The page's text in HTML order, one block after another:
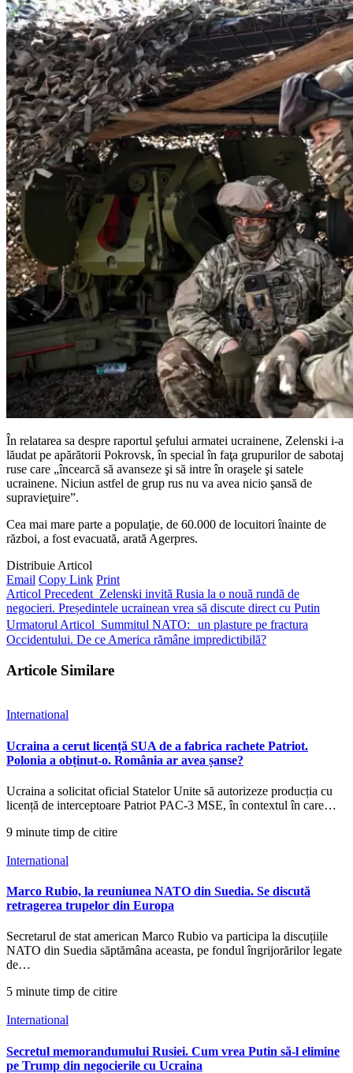
În relatarea sa despre raportul şefului armatei ucrainene, Zelenski i-a
lăudat pe apărătorii Pokrovsk, în special în faţa grupurilor de sabotaj
ruse care „încearcă să avanseze şi să intre în oraşele şi satele
ucrainene. Niciun astfel de grup rus nu va avea nicio şansă de
supravieţuire”.
Cea mai mare parte a populaţie, de 60.000 de locuitori înainte de
război, a fost evacuată, arată Agerpres.
Distribuie Articol
Email Copy Link Print
Articol Precedent Zelenski invită Rusia la o nouă rundă de
negocieri. Președintele ucrainean vrea să discute direct cu Putin
Urmatorul Articol Summitul NATO: un plasture pe fractura
Occidentului. De ce America rămâne impredictibilă?
Articole Similare
International
Ucraina a cerut licență SUA de a fabrica rachete Patriot.
Polonia a obținut-o. România ar avea șanse?
Ucraina a solicitat oficial Statelor Unite să autorizeze producția cu
licență de interceptoare Patriot PAC-3 MSE, în contextul în care…
9 minute timp de citire
International
Marco Rubio, la reuniunea NATO din Suedia. Se discută
retragerea trupelor din Europa
Secretarul de stat american Marco Rubio va participa la discuțiile
NATO din Suedia săptămâna aceasta, pe fondul îngrijorărilor legate
de…
5 minute timp de citire
International
Secretul memorandumului Rusiei. Cum vrea Putin să-l elimine
pe Trump din negocierile cu Ucraina